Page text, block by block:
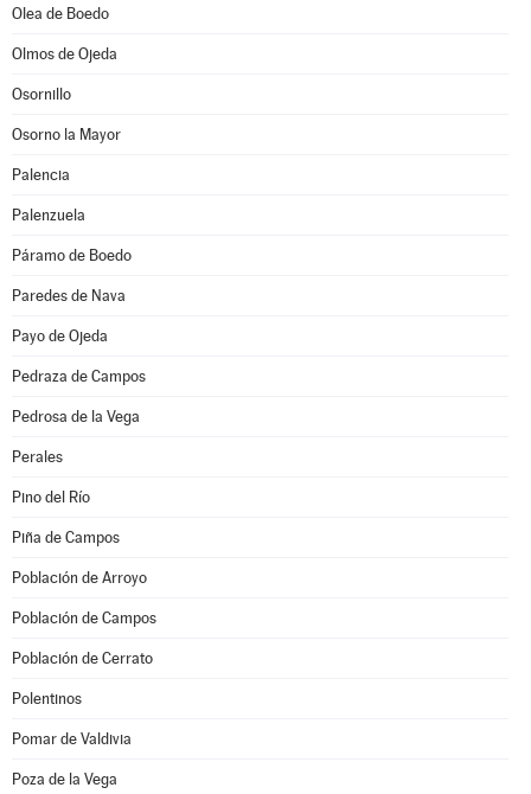
Olea de Boedo
Olmos de Ojeda
Osornillo
Osorno la Mayor
Palencia
Palenzuela
Páramo de Boedo
Paredes de Nava
Payo de Ojeda
Pedraza de Campos
Pedrosa de la Vega
Perales
Pino del Río
Piña de Campos
Población de Arroyo
Población de Campos
Población de Cerrato
Polentinos
Pomar de Valdivia
Poza de la Vega